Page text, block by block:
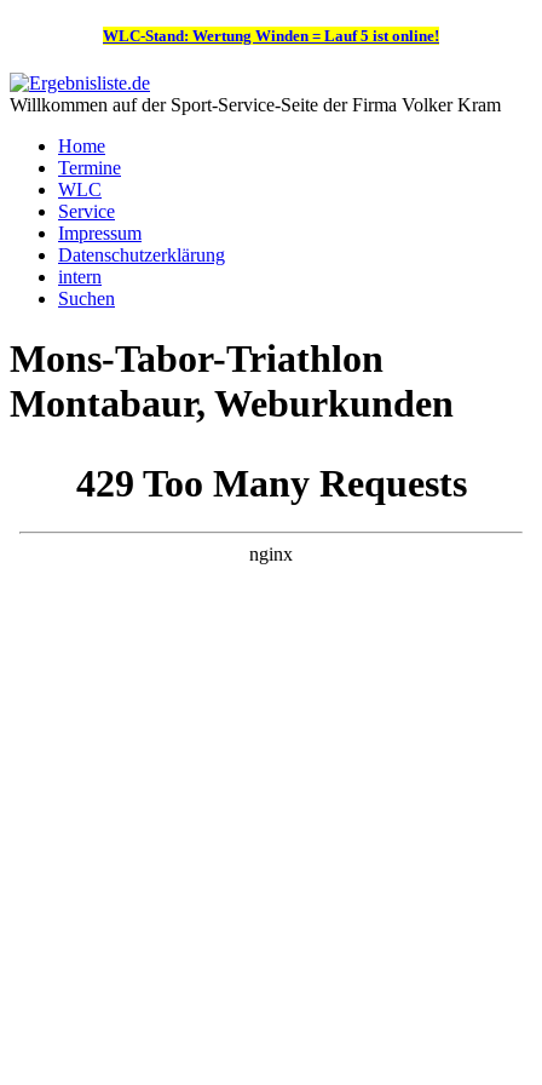
WLC-Stand: Wertung Winden = Lauf 5 ist online!
Willkommen auf der Sport-Service-Seite der Firma Volker Kram
Home
Termine
WLC
Service
Impressum
Datenschutzerklärung
intern
Suchen
Mons-Tabor-Triathlon
Montabaur, Weburkunden